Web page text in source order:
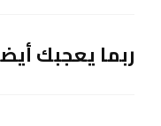
ربما يعجبك أيضا